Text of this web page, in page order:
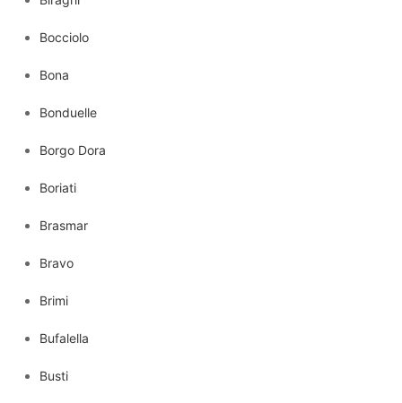
Bocciolo
Bona
Bonduelle
Borgo Dora
Boriati
Brasmar
Bravo
Brimi
Bufalella
Busti